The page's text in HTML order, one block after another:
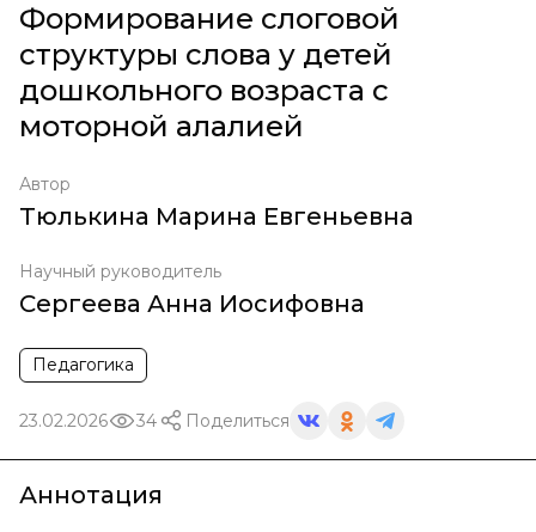
Формирование слоговой
структуры слова у детей
дошкольного возраста с
моторной алалией
Автор
Тюлькина Марина Евгеньевна
Научный руководитель
Сергеева Анна Иосифовна
Педагогика
23.02.2026 34 Поделиться
Аннотация